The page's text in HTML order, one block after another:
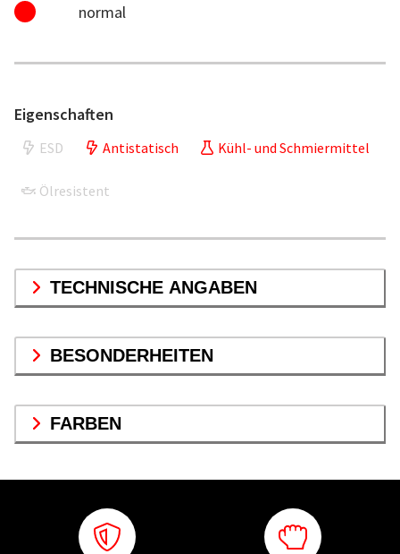
normal
Eigenschaften
ESD Antistatisch Kühl- und Schmiermittel
Ölresistent
TECHNISCHE ANGABEN
BESONDERHEITEN
FARBEN